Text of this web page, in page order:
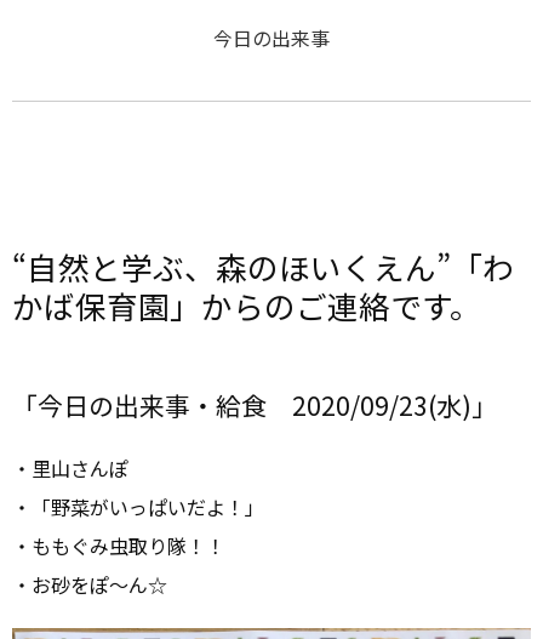
今日の出来事
“自然と学ぶ、森のほいくえん”「わ
かば保育園」からのご連絡です。
「今日の出来事・給食 2020/09/23(水)」
・里山さんぽ
・「野菜がいっぱいだよ！」
・ももぐみ虫取り隊！！
・お砂をぽ～ん☆